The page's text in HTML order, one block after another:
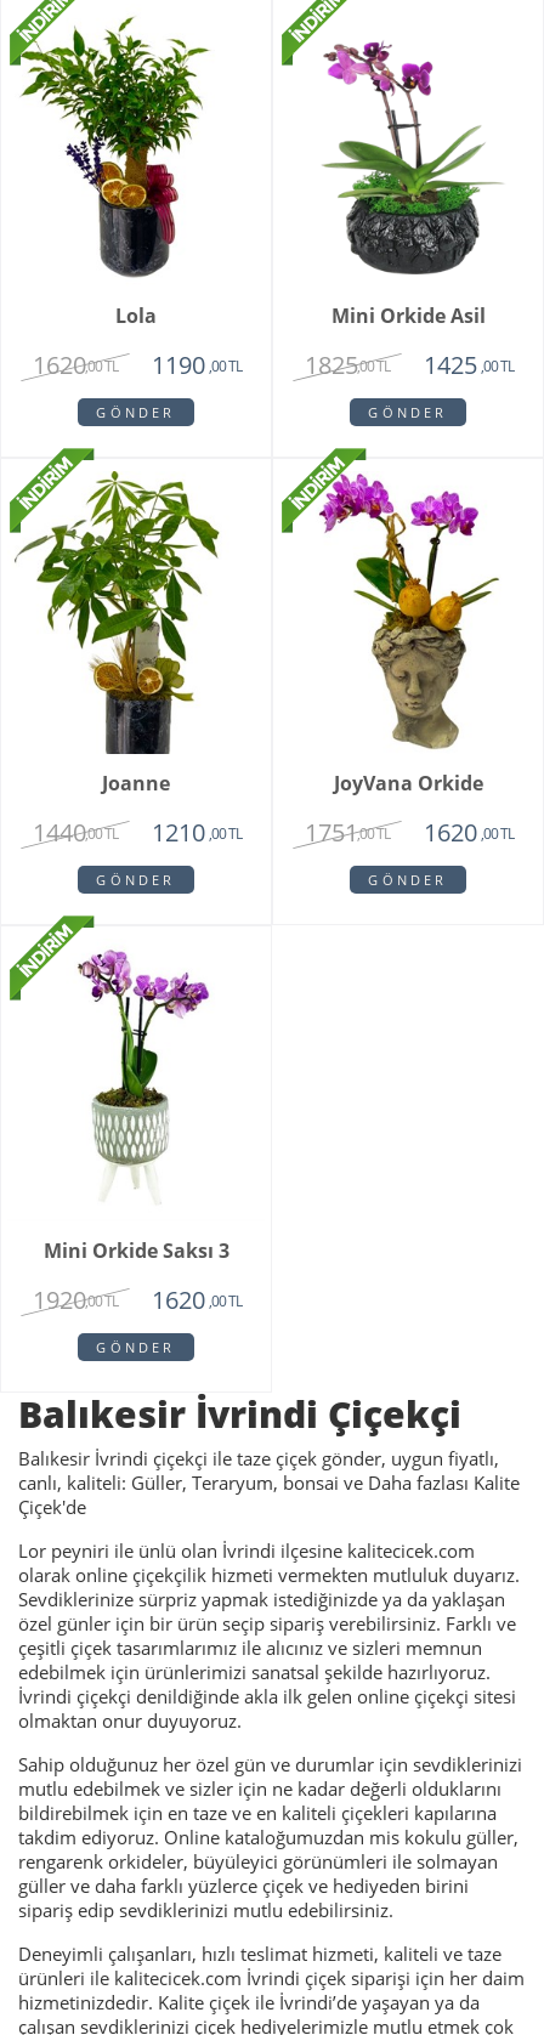
Lola
1620,00 TL 1190 ,00 TL
GÖNDER
Mini Orkide Asil
1825,00 TL 1425 ,00 TL
GÖNDER
Joanne
1440,00 TL 1210 ,00 TL
GÖNDER
JoyVana Orkide
1751,00 TL 1620 ,00 TL
GÖNDER
Mini Orkide Saksı 3
1920,00 TL 1620 ,00 TL
GÖNDER
Balıkesir İvrindi Çiçekçi
Balıkesir İvrindi çiçekçi ile taze çiçek gönder, uygun fiyatlı,
canlı, kaliteli: Güller, Teraryum, bonsai ve Daha fazlası Kalite
Çiçek'de
Lor peyniri ile ünlü olan İvrindi ilçesine kalitecicek.com
olarak online çiçekçilik hizmeti vermekten mutluluk duyarız.
Sevdiklerinize sürpriz yapmak istediğinizde ya da yaklaşan
özel günler için bir ürün seçip sipariş verebilirsiniz. Farklı ve
çeşitli çiçek tasarımlarımız ile alıcınız ve sizleri memnun
edebilmek için ürünlerimizi sanatsal şekilde hazırlıyoruz.
İvrindi çiçekçi denildiğinde akla ilk gelen online çiçekçi sitesi
olmaktan onur duyuyoruz.
Sahip olduğunuz her özel gün ve durumlar için sevdiklerinizi
mutlu edebilmek ve sizler için ne kadar değerli olduklarını
bildirebilmek için en taze ve en kaliteli çiçekleri kapılarına
takdim ediyoruz. Online kataloğumuzdan mis kokulu güller,
rengarenk orkideler, büyüleyici görünümleri ile solmayan
güller ve daha farklı yüzlerce çiçek ve hediyeden birini
sipariş edip sevdiklerinizi mutlu edebilirsiniz.
Deneyimli çalışanları, hızlı teslimat hizmeti, kaliteli ve taze
ürünleri ile kalitecicek.com İvrindi çiçek siparişi için her daim
hizmetinizdedir. Kalite çiçek ile İvrindi’de yaşayan ya da
çalışan sevdiklerinizi çiçek hediyelerimizle mutlu etmek çok